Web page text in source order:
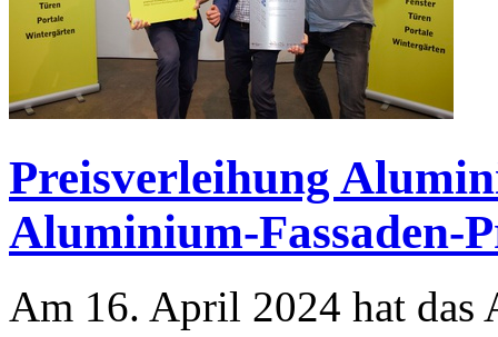
Preisverleihung
Aluminium-Fassaden-
Am 16. April 2024 hat das